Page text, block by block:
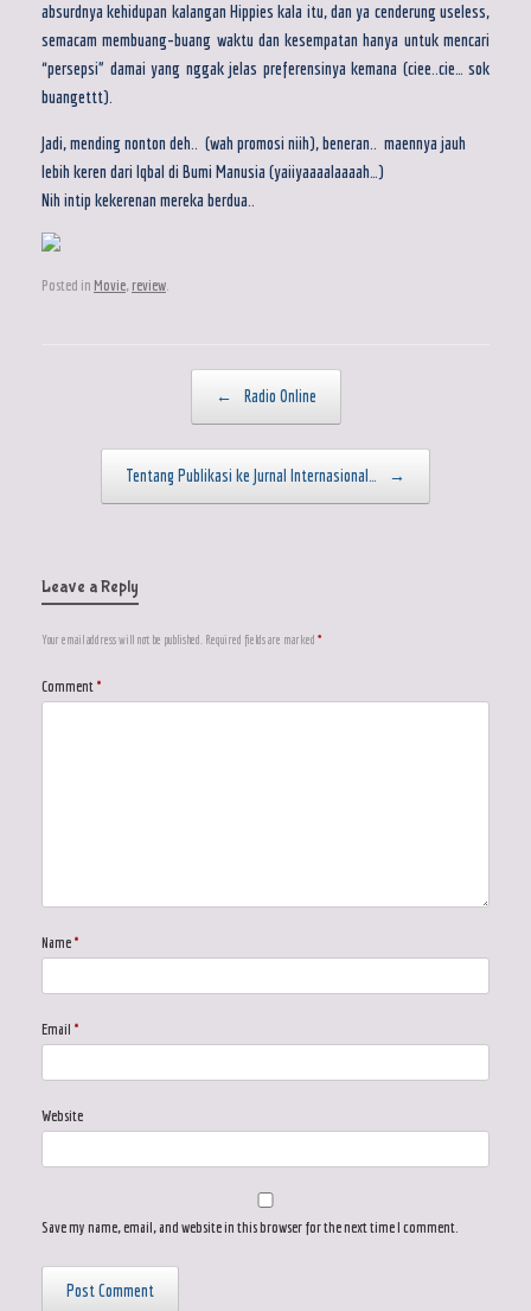
absurdnya kehidupan kalangan Hippies kala itu, dan ya cenderung useless,
semacam membuang-buang waktu dan kesempatan hanya untuk mencari
“persepsi” damai yang nggak jelas preferensinya kemana (ciee..cie… sok
buangettt).
Jadi, mending nonton deh.. (wah promosi niih), beneran.. maennya jauh
lebih keren dari Iqbal di Bumi Manusia (yaiiyaaaalaaaah…)
Nih intip kekerenan mereka berdua..
Posted in Movie, review.
← Radio Online
Tentang Publikasi ke Jurnal Internasional… →
Leave a Reply
Your email address will not be published. Required fields are marked *
Comment *
Name *
Email *
Website
Save my name, email, and website in this browser for the next time I comment.